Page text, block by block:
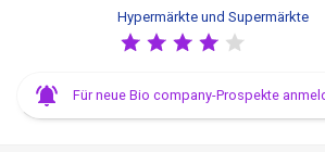
Hypermärkte und Supermärkte
Für neue Bio company-Prospekte